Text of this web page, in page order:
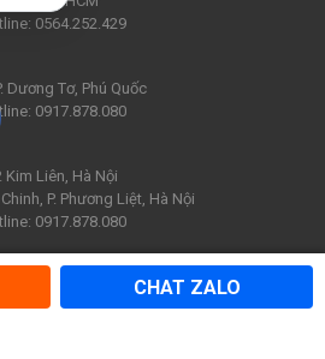
CHAT ZALO
0564.252.429
Dương Tơ, Phú Quốc
0917.878.080
Kim Liên, Hà Nội
P. Phương Liệt, Hà Nội
0917.878.080
Hải Phòng
0936.858.199